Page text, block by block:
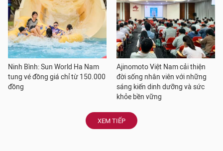
Ninh Bình: Sun World Ha Nam
tung vé đồng giá chỉ từ 150.000
đồng
Ajinomoto Việt Nam cải thiện
đời sống nhân viên với những
sáng kiến dinh dưỡng và sức
khỏe bền vững
XEM TIẾP